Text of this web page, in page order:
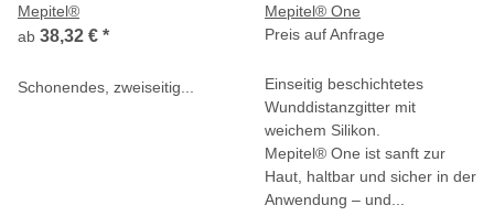
Mepitel®
ab 38,32 € *
Schonendes, zweiseitig...
Mepitel® One
Preis auf Anfrage
Einseitig beschichtetes
Wunddistanzgitter mit
weichem Silikon.
Mepitel® One ist sanft zur
Haut, haltbar und sicher in der
Anwendung – und...